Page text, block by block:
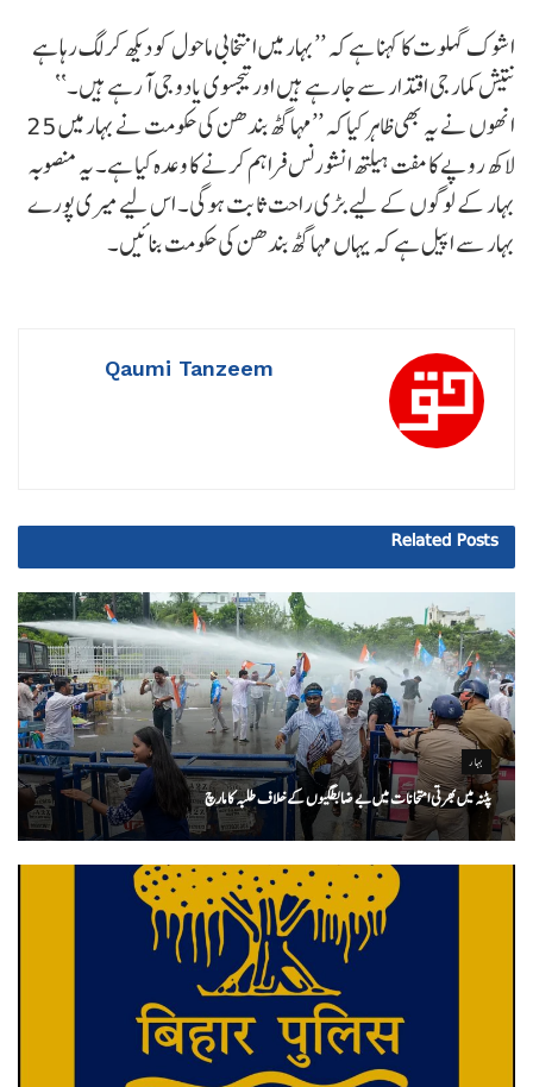
اشوک گہلوت کا کہنا ہے کہ ’’بہار میں انتخابی ماحول کو دیکھ کر لگ رہا ہے
نتیش کمار جی اقتدار سے جا رہے ہیں اور تیجسوی یادو جی آ رہے ہیں۔‘‘
انھوں نے یہ بھی ظاہر کیا کہ ’’مہاگٹھ بندھن کی حکومت نے بہار میں 25
لاکھ روپے کا مفت ہیلتھ انشورنس فراہم کرنے کا وعدہ کیا ہے۔ یہ منصوبہ
بہار کے لوگوں کے لیے بڑی راحت ثابت ہوگی۔ اس لیے میری پورے
بہار سے اپیل ہے کہ یہاں مہاگٹھ بندھن کی حکومت بنائیں۔
Qaumi Tanzeem
Related Posts
بہار
پٹنہ میں بھرتی امتحانات میں بے ضابطگیوں کے خلاف طلبہ کا مارچ